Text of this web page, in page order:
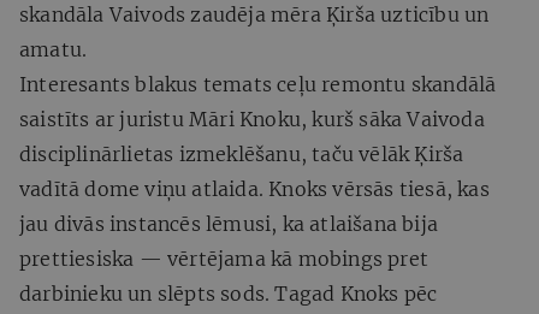
skandāla Vaivods zaudēja mēra Ķirša uzticību un
amatu.
Interesants blakus temats ceļu remontu skandālā
saistīts ar juristu Māri Knoku, kurš sāka Vaivoda
disciplinārlietas izmeklēšanu, taču vēlāk Ķirša
vadītā dome viņu atlaida. Knoks vērsās tiesā, kas
jau divās instancēs lēmusi, ka atlaišana bija
prettiesiska — vērtējama kā mobings pret
darbinieku un slēpts sods. Tagad Knoks pēc